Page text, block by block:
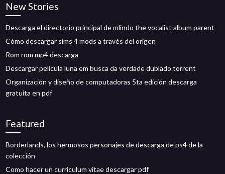
New Stories
Descarga el directorio principal de mlindo the vocalist album parent
Cómo descargar sims 4 mods a través del origen
Rom rom mp4 descarga
Descargar película luna em busca da verdade dublado torrent
Organización y diseño de computadoras 5ta edición descarga
gratuita en pdf
Featured
Borderlands, los hermosos personajes de descarga de ps4 de la
colección
Como hacer un curriculum vitae descargar pdf